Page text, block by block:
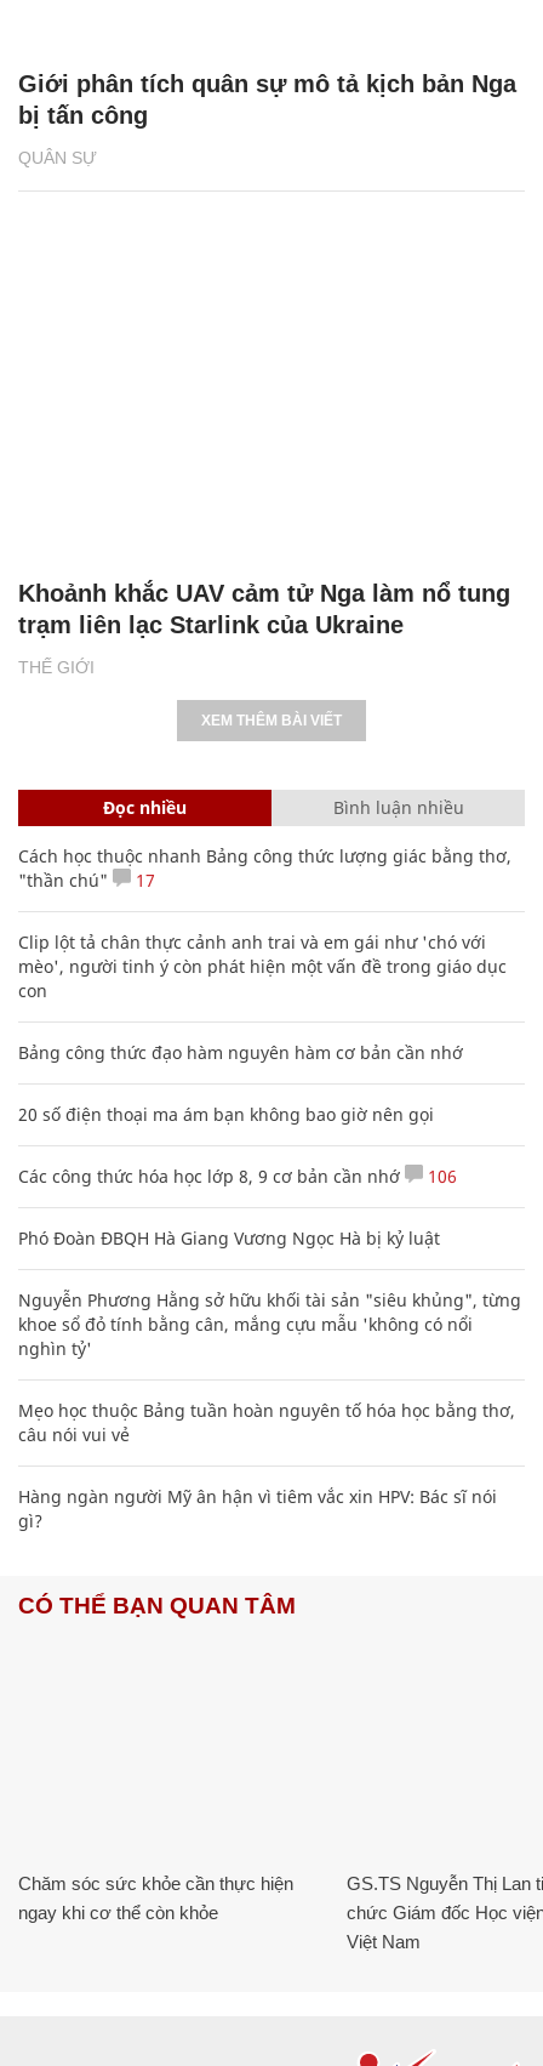
QUÂN SỰ
Giới phân tích quân sự mô tả kịch bản Nga
bị tấn công
THẾ GIỚI
Khoảnh khắc UAV cảm tử Nga làm nổ tung
trạm liên lạc Starlink của Ukraine
XEM THÊM BÀI VIẾT
Đọc nhiều Bình luận nhiều
Cách học thuộc nhanh Bảng công thức lượng giác bằng thơ,
"thần chú"
17
Clip lột tả chân thực cảnh anh trai và em gái như 'chó với
mèo', người tinh ý còn phát hiện một vấn đề trong giáo dục
con
Bảng công thức đạo hàm nguyên hàm cơ bản cần nhớ
20 số điện thoại ma ám bạn không bao giờ nên gọi
Các công thức hóa học lớp 8, 9 cơ bản cần nhớ 106
Phó Đoàn ĐBQH Hà Giang Vương Ngọc Hà bị kỷ luật
Nguyễn Phương Hằng sở hữu khối tài sản "siêu khủng", từng
khoe sổ đỏ tính bằng cân, mắng cựu mẫu 'không có nổi
nghìn tỷ'
Mẹo học thuộc Bảng tuần hoàn nguyên tố hóa học bằng thơ,
câu nói vui vẻ
Hàng ngàn người Mỹ ân hận vì tiêm vắc xin HPV: Bác sĩ nói
gì?
CÓ THỂ BẠN QUAN TÂM
Chăm sóc sức khỏe cần thực hiện
ngay khi cơ thể còn khỏe
GS.TS Nguyễn Thị Lan
chức Giám đốc Học
Việt Nam